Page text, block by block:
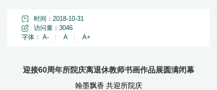
时间：2018-10-31
访问量： 3046
字体： A- A A+
迎接60周年所院庆离退休教师书画作品展圆满闭幕
翰墨飘香 共迎所院庆